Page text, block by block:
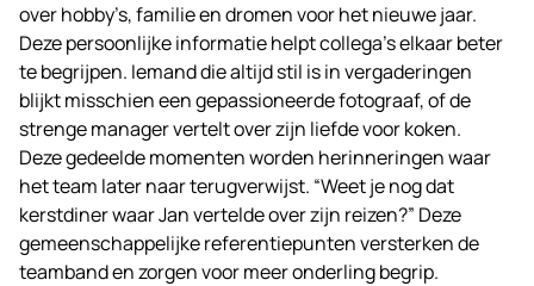
over hobby’s, familie en dromen voor het nieuwe jaar.
Deze persoonlijke informatie helpt collega’s elkaar beter
te begrijpen. Iemand die altijd stil is in vergaderingen
blijkt misschien een gepassioneerde fotograaf, of de
strenge manager vertelt over zijn liefde voor koken.
Deze gedeelde momenten worden herinneringen waar
het team later naar terugverwijst. “Weet je nog dat
kerstdiner waar Jan vertelde over zijn reizen?” Deze
gemeenschappelijke referentiepunten versterken de
teamband en zorgen voor meer onderling begrip.